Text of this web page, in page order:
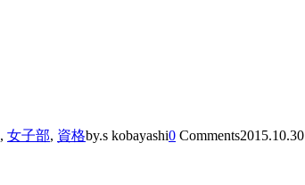
, 女子部, 資格by.s kobayashi0 Comments2015.10.30